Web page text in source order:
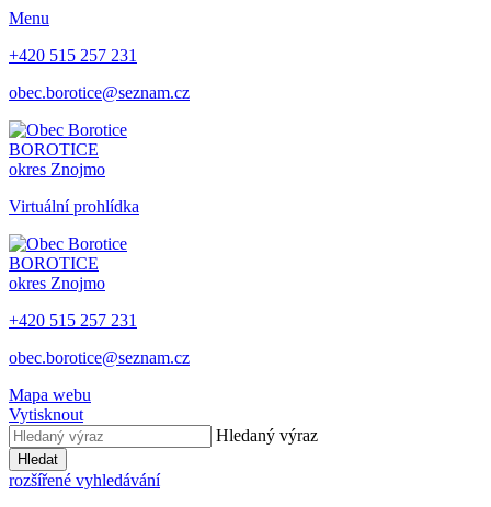
Menu
+420 515 257 231
obec.borotice@seznam.cz
BOROTICE
okres Znojmo
Virtuální prohlídka
BOROTICE
okres Znojmo
+420 515 257 231
obec.borotice@seznam.cz
Mapa webu
Vytisknout
Hledaný výraz
Hledat
rozšířené vyhledávání